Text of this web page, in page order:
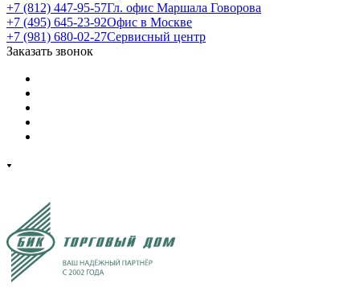
+7 (812) 447-95-57Гл. офис Маршала Говорова
+7 (495) 645-23-92Офис в Москве
+7 (981) 680-02-27Сервисный центр
Заказать звонок